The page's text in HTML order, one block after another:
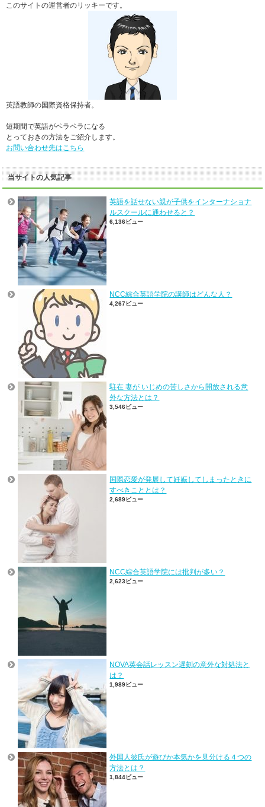
このサイトの運営者のリッキーです。
英語教師の国際資格保持者。
短期間で英語がペラペラになる
とっておきの方法をご紹介します。
お問い合わせ先はこちら
当サイトの人気記事
英語を話せない親が子供をインターナショナ
ルスクールに通わせると？
6,136ビュー
NCC綜合英語学院の講師はどんな人？
4,267ビュー
駐在 妻が いじめの苦しさから開放される意
外な方法とは？
3,546ビュー
国際恋愛が発展して妊娠してしまったときに
すべきこととは？
2,689ビュー
NCC綜合英語学院には批判が多い？
2,623ビュー
NOVA英会話レッスン遅刻の意外な対処法と
は？
1,989ビュー
外国人彼氏が遊びか本気かを見分ける４つの
方法とは？
1,844ビュー